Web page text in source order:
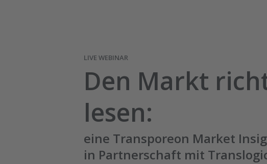
LIVE WEBINAR
Den Markt
lesen:
eine Transporeon Market
in Partnerschaft mit